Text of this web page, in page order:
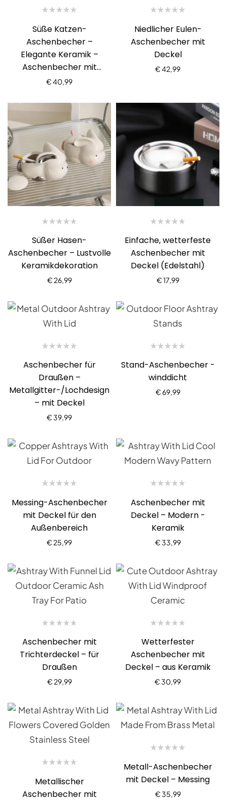
Süße Katzen-
Aschenbecher –
Elegante Keramik –
Aschenbecher mit
Deckel
€40,99
Niedlicher Eulen-
Aschenbecher mit
Deckel
€42,99
Süßer Hasen-
Aschenbecher – Lustvolle
Keramikdekoration
€ 26,99
Einfache, wetterfeste
Aschenbecher mit
Deckel (Edelstahl)
€17,99
Aschenbecher für
Draußen –
Metallgitter-/Lochdesign
– mit Deckel
€ 39,99
Stand-Aschenbecher -
winddicht
€69,99
Messing-Aschenbecher
mit Deckel für den
Außenbereich
€ 25,99
Aschenbecher mit
Deckel – Modern -
Keramik
€ 33,99
Aschenbecher mit
Trichterdeckel – für
Draußen
€ 29,99
Wetterfester
Aschenbecher mit
Deckel – aus Keramik
€ 30,99
Metallischer
Aschenbecher mit
Metall-Aschenbecher
mit Deckel – Messing
€ 35,99